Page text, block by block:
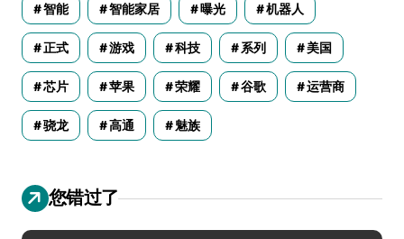
智能 智能家居 曝光 机器人
正式 游戏 科技 系列 美国
芯片 苹果 荣耀 谷歌 运营商
骁龙 高通 魅族
您错过了